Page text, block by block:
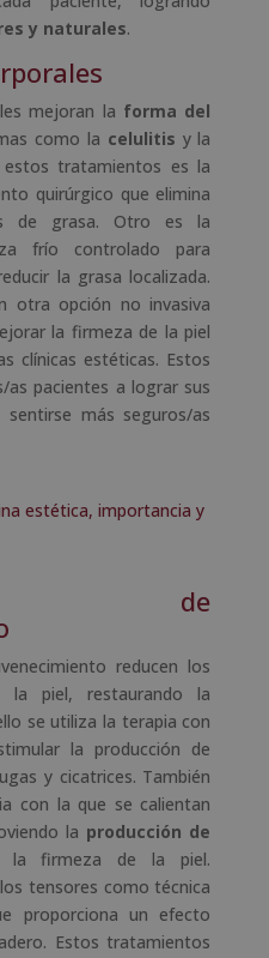
y naturales.
mejoran la forma del
como la celulitis y la
estos tratamientos es la
quirúrgico que elimina
de grasa. Otro es la
frío controlado para
la grasa localizada.
otra opción no invasiva
la firmeza de la piel
clínicas estéticas. Estos
pacientes a lograr sus
más seguros/as
estética, importancia y
de
reducen los
la piel, restaurando la
se utiliza la terapia con
la producción de
y cicatrices. También
con la que se calientan
la producción de
la firmeza de la piel.
tensores como técnica
proporciona un efecto
Estos tratamientos